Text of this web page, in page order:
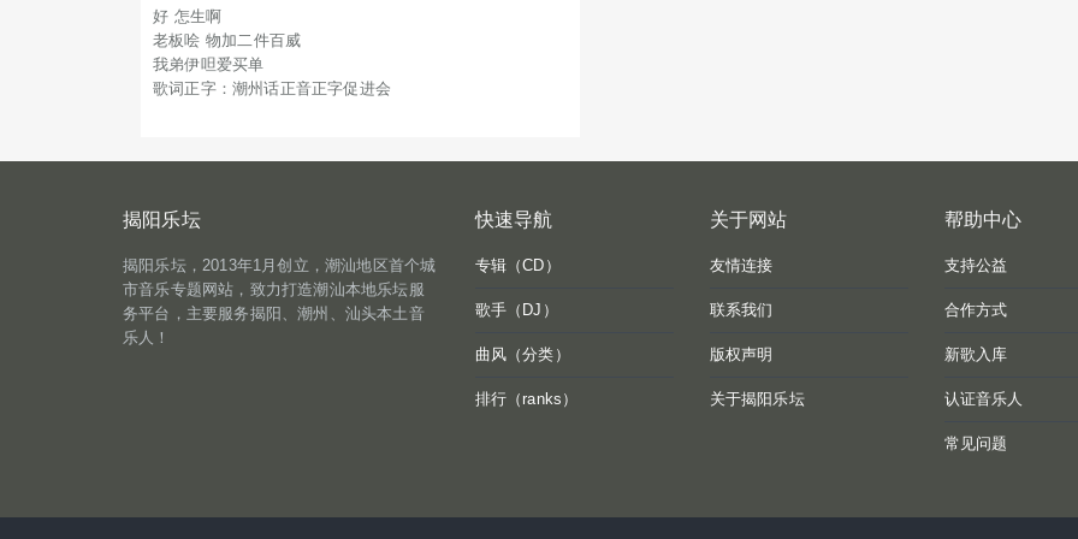
好 怎生啊
老板哙 物加二件百威
我弟伊呾爱买单
歌词正字：潮州话正音正字促进会
揭阳乐坛
揭阳乐坛，2013年1月创立，潮汕地区首个城
市音乐专题网站，致力打造潮汕本地乐坛服
务平台，主要服务揭阳、潮州、汕头本土音
乐人！
快速导航
专辑（CD）
歌手（DJ）
曲风（分类）
排行（ranks）
关于网站
友情连接
联系我们
版权声明
关于揭阳乐坛
帮助中心
支持公益
合作方式
新歌入库
认证音乐人
常见问题